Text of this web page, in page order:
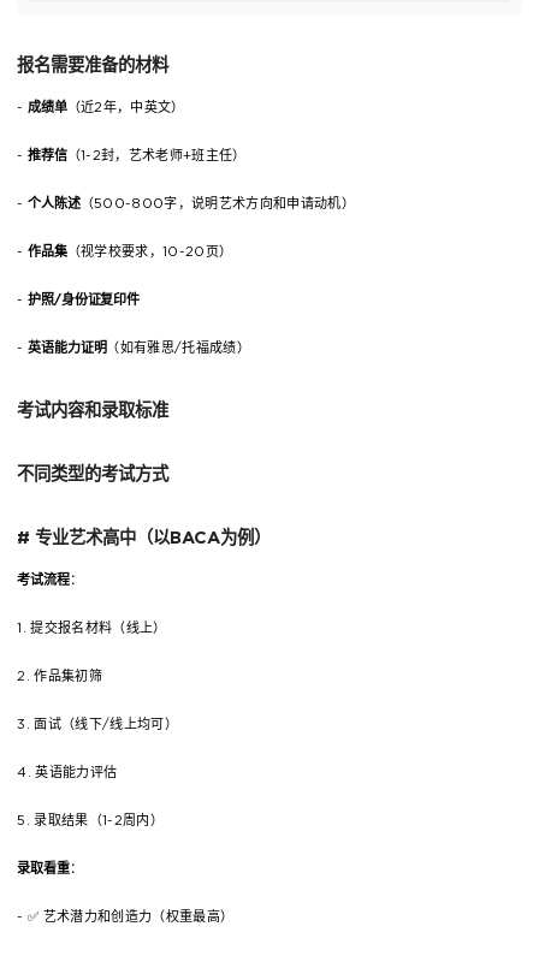
报名需要准备的材料
- 成绩单（近2年，中英文）
-推荐信（1-2封，艺术老师+班主任）
-个人陈述（500-800字，说明艺术方向和申请动机）
-作品集（视学校要求，10-20页）
-护照/身份证复印件
-英语能力证明 （如有雅思/托福成绩）
考试内容和录取标准
不同类型的考试方式
# 专业艺术高中（以BACA为例）
考试流程：
1. 提交报名材料（线上）
2. 作品集初筛
3. 面试（线下/线上均可）
4. 英语能力评估
5. 录取结果（1-2周内）
录取看重：
- ✅ 艺术潜力和创造力（权重最高）